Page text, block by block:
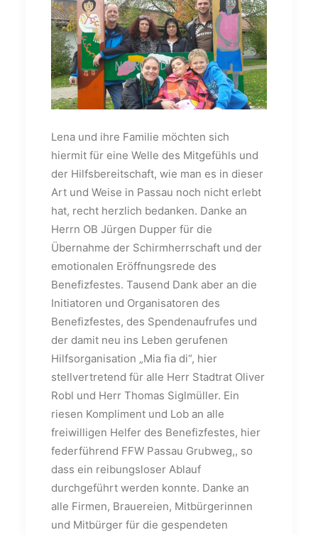
Lena und ihre Familie möchten sich
hiermit für eine Welle des Mitgefühls und
der Hilfsbereitschaft, wie man es in dieser
Art und Weise in Passau noch nicht erlebt
hat, recht herzlich bedanken. Danke an
Herrn OB Jürgen Dupper für die
Übernahme der Schirmherrschaft und der
emotionalen Eröffnungsrede des
Benefizfestes. Tausend Dank aber an die
Initiatoren und Organisatoren des
Benefizfestes, des Spendenaufrufes und
der damit neu ins Leben gerufenen
Hilfsorganisation „Mia fia di“, hier
stellvertretend für alle Herr Stadtrat Oliver
Robl und Herr Thomas Siglmüller. Ein
riesen Kompliment und Lob an alle
freiwilligen Helfer des Benefizfestes, hier
federführend FFW Passau Grubweg,, so
dass ein reibungsloser Ablauf
durchgeführt werden konnte. Danke an
alle Firmen, Brauereien, Mitbürgerinnen
und Mitbürger für die gespendeten